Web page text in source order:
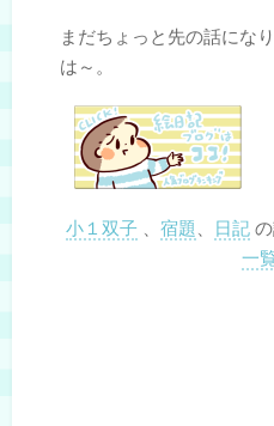
まだちょっと先の話にな
は～。
小１双子 宿題 日記
一